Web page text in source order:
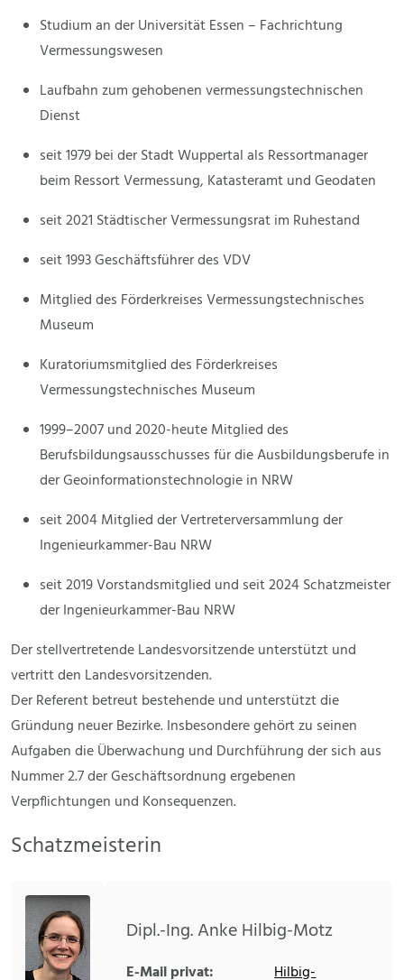
Studium an der Universität Essen – Fachrichtung
Vermessungswesen
Laufbahn zum gehobenen vermessungstechnischen
Dienst
seit 1979 bei der Stadt Wuppertal als Ressortmanager
beim Ressort Vermessung, Katasteramt und Geodaten
seit 2021 Städtischer Vermessungsrat im Ruhestand
seit 1993 Geschäftsführer des VDV
Mitglied des Förderkreises Vermessungstechnisches
Museum
Kuratoriumsmitglied des Förderkreises
Vermessungstechnisches Museum
1999–2007 und 2020-heute Mitglied des
Berufsbildungsausschusses für die Ausbildungsberufe in
der Geoinformationstechnologie in NRW
seit 2004 Mitglied der Vertreterversammlung der
Ingenieurkammer-Bau NRW
seit 2019 Vorstandsmitglied und seit 2024 Schatzmeister
der Ingenieurkammer-Bau NRW
Der stellvertretende Landesvorsitzende unterstützt und
vertritt den Landesvorsitzenden.
Der Referent betreut bestehende und unterstützt die
Gründung neuer Bezirke. Insbesondere gehört zu seinen
Aufgaben die Überwachung und Durchführung der sich aus
Nummer 2.7 der Geschäftsordnung ergebenen
Verpflichtungen und Konsequenzen.
Schatzmeisterin
Dipl.-Ing. Anke Hilbig-Motz
E-Mail privat: Hilbig-